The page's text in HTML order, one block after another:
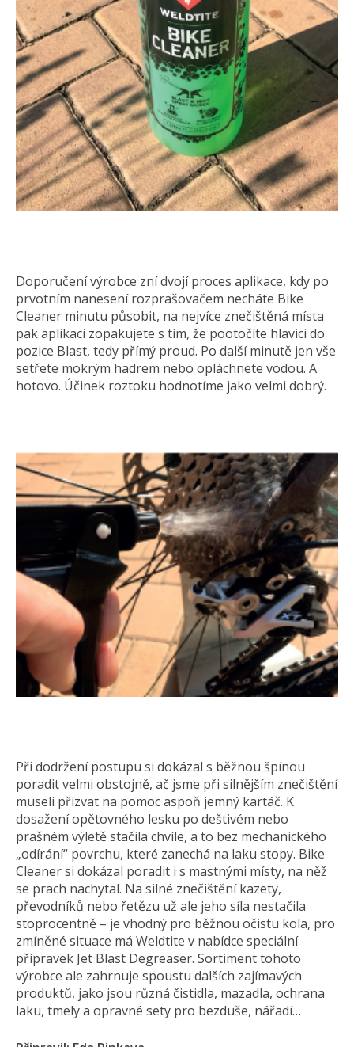
Doporučení výrobce zní dvojí proces aplikace, kdy po
prvotním nanesení rozprašovačem necháte Bike
Cleaner minutu působit, na nejvíce znečištěná místa
pak aplikaci zopakujete s tím, že pootočíte hlavici do
pozice Blast, tedy přímý proud. Po další minutě jen vše
setřete mokrým hadrem nebo opláchnete vodou. A
hotovo. Účinek roztoku hodnotíme jako velmi dobrý.
Při dodržení postupu si dokázal s běžnou špínou
poradit velmi obstojně, ač jsme při silnějším znečištění
museli přizvat na pomoc aspoň jemný kartáč. K
dosažení opětovného lesku po deštivém nebo
prašném výletě stačila chvíle, a to bez mechanického
„odírání“ povrchu, které zanechá na laku stopy. Bike
Cleaner si dokázal poradit i s mastnými místy, na něž
se prach nachytal. Na silné znečištění kazety,
převodníků nebo řetězu už ale jeho síla nestačila
stoprocentně – je vhodný pro běžnou očistu kola, pro
zmíněné situace má Weldtite v nabídce speciální
přípravek Jet Blast Degreaser. Sortiment tohoto
výrobce ale zahrnuje spoustu dalších zajímavých
produktů, jako jsou různá čistidla, mazadla, ochrana
laku, tmely a opravné sety pro bezduše, nářadí…